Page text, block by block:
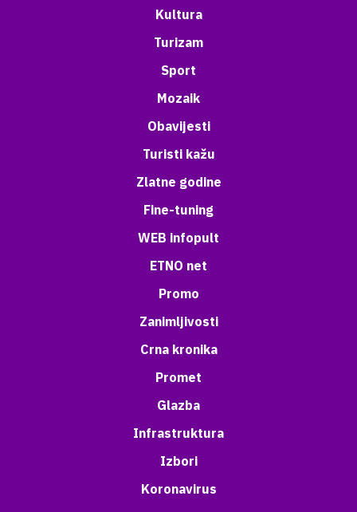
Kultura
Turizam
Sport
Mozaik
Obavijesti
Turisti kažu
Zlatne godine
Fine-tuning
WEB infopult
ETNO net
Promo
Zanimljivosti
Crna kronika
Promet
Glazba
Infrastruktura
Izbori
Koronavirus